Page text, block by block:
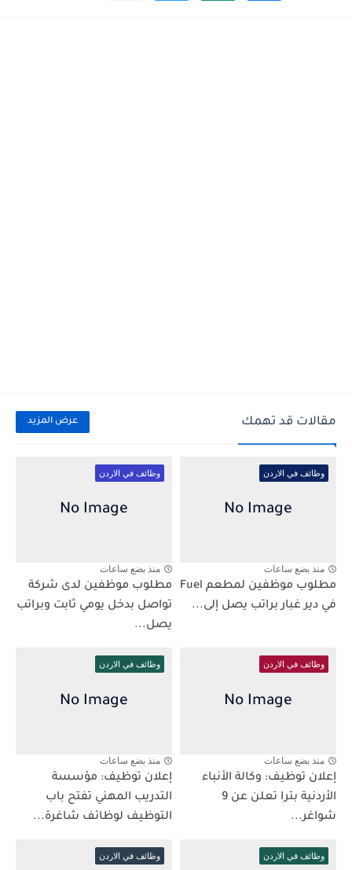
مقالات قد تهمك عرض المزيد
وظائف في الاردن
منذ بضع ساعات
مطلوب موظفين لمطعم Fuel
في دير غبار براتب يصل إلى...
وظائف في الاردن
منذ بضع ساعات
مطلوب موظفين لدى شركة
تواصل بدخل يومي ثابت وبراتب
يصل...
وظائف في الاردن
منذ بضع ساعات
إعلان توظيف: وكالة الأنباء
الأردنية بترا تعلن عن 9
شواغر...
وظائف في الاردن
منذ بضع ساعات
إعلان توظيف: مؤسسة
التدريب المهني تفتح باب
التوظيف لوظائف شاغرة...
وظائف في الاردن وظائف في الاردن